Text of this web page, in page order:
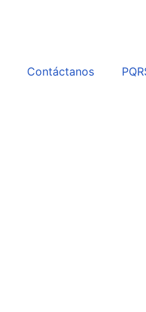
Contáctanos